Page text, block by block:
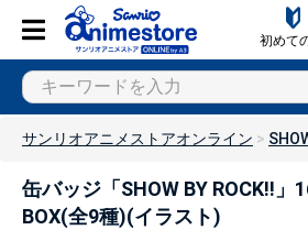
初めて
サンリオアニメストアオンライン
缶バッジ「SHOW BY ROCK!!」
BOX(全9種)(イラスト)